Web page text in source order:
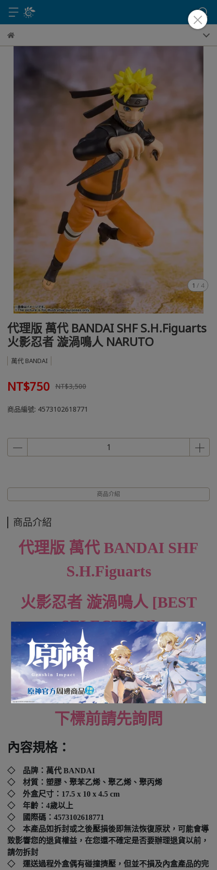
1 / 4
代理版 萬代 BANDAI SHF S.H.Figuarts
火影忍者 漩渦鳴人 NARUTO
萬代 BANDAI
NT$750 NT$3,500
商品編號: 4573102618771
商品介紹
商品介紹
代理版 萬代 BANDAI SHF
S.H.Figuarts
火影忍者 漩渦鳴人 [BEST
SELECTION]
UZUMAKI NARUTO
全新未拆封
下標前請先詢問
內容規格：
◇ 品牌：萬代 BANDAI
◇ 材質：塑膠、聚苯乙烯、聚乙烯、聚丙烯
◇ 外盒尺寸：17.5 x 10 x 4.5 cm
◇ 年齡：4歲以上
◇ 國際碼： 4573102618771
◇ 本產品如拆封或之後壓損後即無法恢復原狀，可能會導
致影響您的退貨權益，在您還不確定是否要辦理退貨以前，
請勿拆封
◇ 運送過程外盒偶有碰撞擠壓，但並不損及內盒產品的完